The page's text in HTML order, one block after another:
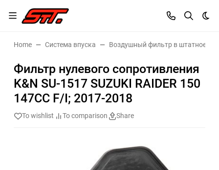
Home Система впуска Воздушный фильтр в штатное
Фильтр нулевого сопротивления
K&N SU-1517 SUZUKI RAIDER 150
147CC F/I; 2017-2018
To wishlist To comparison Share